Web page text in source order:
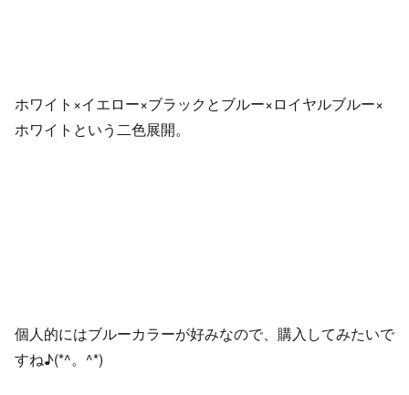
ホワイト×イエロー×ブラックとブルー×ロイヤルブルー×
ホワイトという二色展開。
個人的にはブルーカラーが好みなので、購入してみたいで
すね♪(*^。^*)